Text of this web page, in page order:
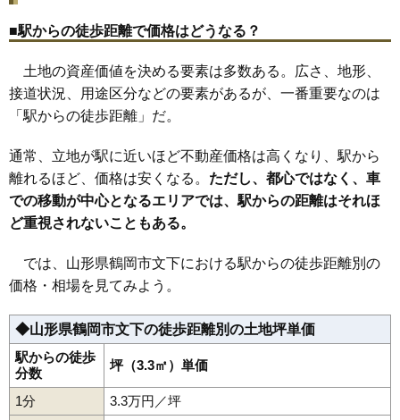
30 新海町 11万円 671万円 11.8%
31 青柳町 10万円 712万円 12.4%
32 海老島町 10万円 1,051万円 8.2%
33 日出
34 城南町 10万円 853万円 7.2%
35 日吉町 10万円 485万円 -3.0%
36 日和田町 10万円 559万円 6.3%
37 稲生 10万円
39 大宝寺
41 美咲町 9.5万円 1,494万円
42 神明町
43
44 若葉町
■駅からの徒歩距離で価格はどうなる？
土地の資産価値を決める要素は多数ある。広さ、地形、
接道状況、用途区分などの要素があるが、一番重要なのは
「駅からの徒歩距離」だ。
通常、立地が駅に近いほど不動産価格は高くなり、駅から
離れるほど、価格は安くなる。 ただし、都心ではなく、車
での移動が中心となるエリアでは、駅からの距離はそれほ
ど重視されないこともある。
では、山形県鶴岡市文下における駅からの徒歩距離別の
価格・相場を見てみよう。
◆山形県鶴岡市文下の徒歩距離別の土地坪単価
駅からの徒歩
分数
坪（3.3㎡）単価
1分
3.3万円／坪